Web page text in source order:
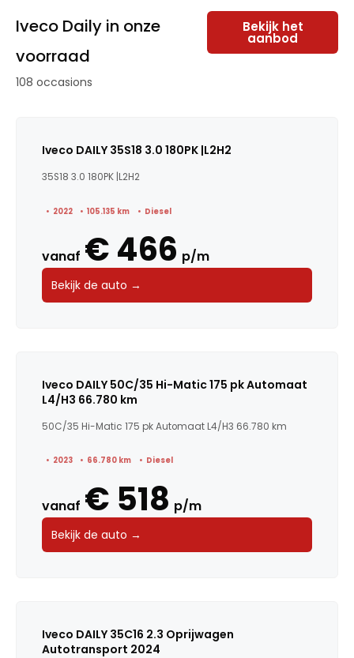
Iveco Daily in onze
voorraad
Bekijk het
aanbod
108 occasions
Iveco DAILY 35S18 3.0 180PK |L2H2
35S18 3.0 180PK |L2H2
2022 105.135 km Diesel
vanaf € 466 p/m
Bekijk de auto →
Iveco DAILY 50C/35 Hi-Matic 175 pk Automaat
L4/H3 66.780 km
50C/35 Hi-Matic 175 pk Automaat L4/H3 66.780 km
2023 66.780 km Diesel
vanaf € 518 p/m
Bekijk de auto →
Iveco DAILY 35C16 2.3 Oprijwagen
Autotransport 2024